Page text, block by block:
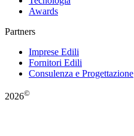
Awards
Partners
Imprese Edili
Fornitori Edili
Consulenza e Progettazione
2026©